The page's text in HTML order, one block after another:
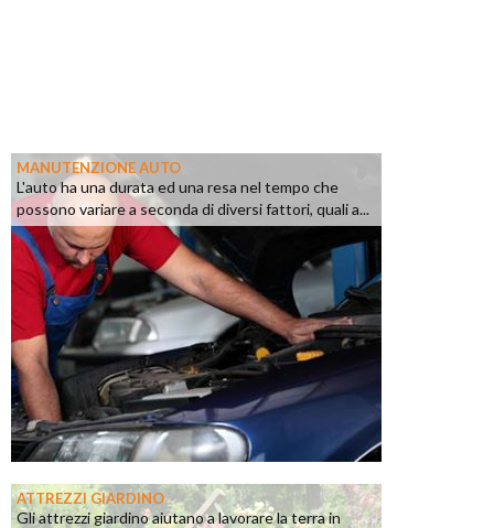
MANUTENZIONE AUTO
L'auto ha una durata ed una resa nel tempo che
possono variare a seconda di diversi fattori, quali a...
ATTREZZI GIARDINO
Gli attrezzi giardino aiutano a lavorare la terra in